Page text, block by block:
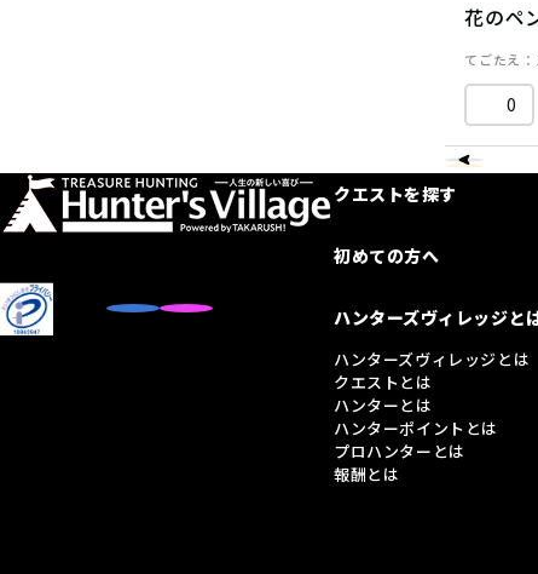
花のペ
てごたえ
0
クエストを探す
初めての方へ
ハンターズヴィレッジと
ハンターズヴィレッジとは
クエストとは
ハンターとは
ハンターポイントとは
プロハンターとは
報酬とは